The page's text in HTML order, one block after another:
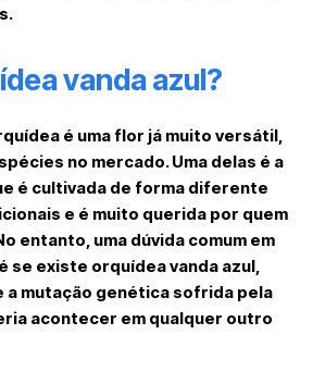
vanda azul?
é uma flor já muito versátil,
no mercado. Uma delas é a
é cultivada de forma diferente
e é muito querida por quem
entanto, uma dúvida comum em
se existe orquídea vanda azul,
a mutação genética sofrida pela
acontecer em qualquer outro